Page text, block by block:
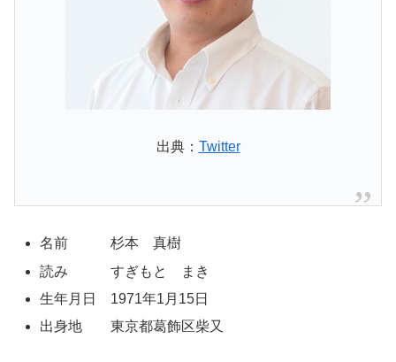
出典： Twitter
名前 杉本 真樹
読み すぎもと まき
生年月日 1971年1月15日
出身地 東京都葛飾区柴又